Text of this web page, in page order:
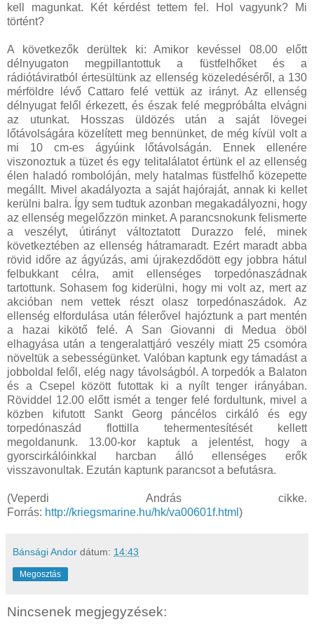
kell magunkat. Két kérdést tettem fel. Hol vagyunk? Mi
történt?
A következők derültek ki: Amikor kevéssel 08.00 előtt
délnyugaton megpillantottuk a füstfelhőket és a
rádiótáviratból értesültünk az ellenség közeledéséről, a 130
mérföldre lévő Cattaro felé vettük az irányt. Az ellenség
délnyugat felől érkezett, és észak felé megpróbálta elvágni
az utunkat. Hosszas üldözés után a saját lövegei
lőtávolságára közelített meg bennünket, de még kívül volt a
mi 10 cm-es ágyúink lőtávolságán. Ennek ellenére
viszonoztuk a tüzet és egy telitalálatot értünk el az ellenség
élen haladó rombolóján, mely hatalmas füstfelhő közepette
megállt. Mivel akadályozta a saját hajóraját, annak ki kellet
kerülni balra. Így sem tudtuk azonban megakadályozni, hogy
az ellenség megelőzzön minket. A parancsnokunk felismerte
a veszélyt, útirányt változtatott Durazzo felé, minek
következtében az ellenség hátramaradt. Ezért maradt abba
rövid időre az ágyúzás, ami újrakezdődött egy jobbra hátul
felbukkant célra, amit ellenséges torpedónaszádnak
tartottunk. Sohasem fog kiderülni, hogy mi volt az, mert az
akcióban nem vettek részt olasz torpedónaszádok. Az
ellenség elfordulása után félerővel hajóztunk a part mentén
a hazai kikötő felé. A San Giovanni di Medua öböl
elhagyása után a tengeralattjáró veszély miatt 25 csomóra
növeltük a sebességünket. Valóban kaptunk egy támadást a
jobboldal felől, elég nagy távolságból. A torpedók a Balaton
és a Csepel között futottak ki a nyílt tenger irányában.
Röviddel 12.00 előtt ismét a tenger felé fordultunk, mivel a
közben kifutott Sankt Georg páncélos cirkáló és egy
torpedónaszád flottilla tehermentesítését kellett
megoldanunk. 13.00-kor kaptuk a jelentést, hogy a
gyorscirkálóinkkal harcban álló ellenséges erők
visszavonultak. Ezután kaptunk parancsot a befutásra.
(Veperdi András cikke.
Forrás: http://kriegsmarine.hu/hk/va00601f.html )
Bánsági Andor dátum: 14:43
Megosztás
Nincsenek megjegyzések: